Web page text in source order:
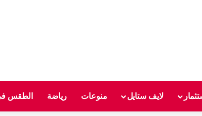
لايف ستايل منوعات رياضة الطقس